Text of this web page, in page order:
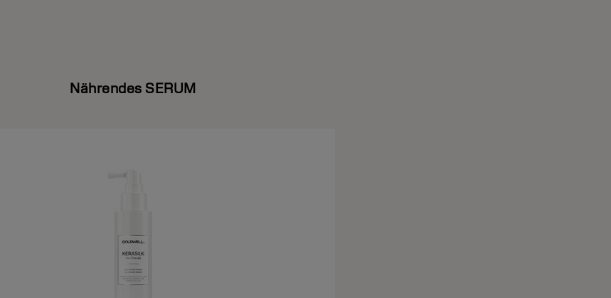
Nährendes SERUM